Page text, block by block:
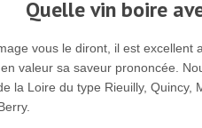
Quelle vin boire
vous le diront, il est excellent
valeur sa saveur prononcée.
la Loire du type Rieuilly, Quincy,